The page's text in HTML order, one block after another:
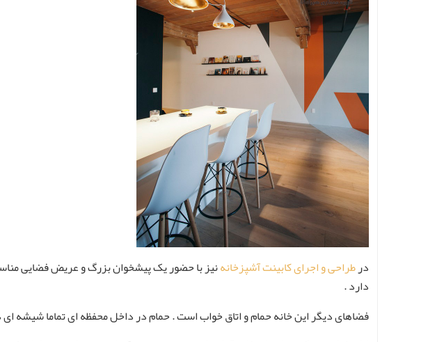
درطراحی و اجرای کابینت آشپزخانهنیز با حضور یک پیشخوان بزرگ و عریض فضایی
دارد .
فضاهای دیگر این خانه حمام و اتاق خواب است . حمام در داخل محفظه ای تماما شیشه